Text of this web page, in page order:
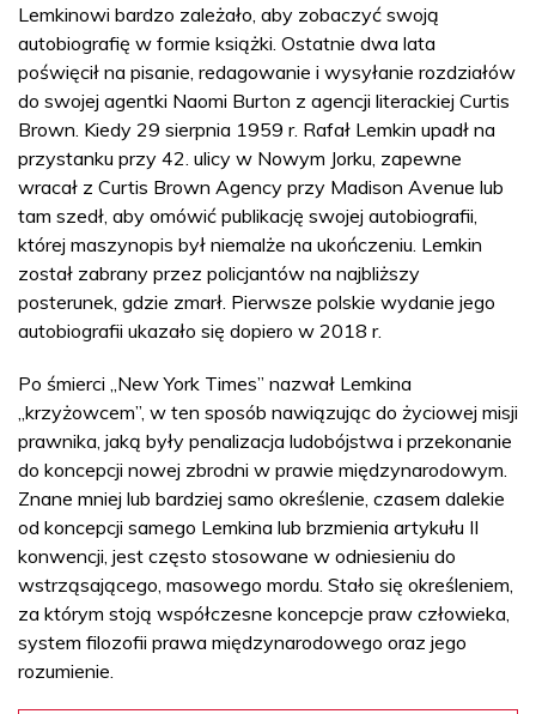
Lemkinowi bardzo zależało, aby zobaczyć swoją
autobiografię w formie książki. Ostatnie dwa lata
poświęcił na pisanie, redagowanie i wysyłanie rozdziałów
do swojej agentki Naomi Burton z agencji literackiej Curtis
Brown. Kiedy 29 sierpnia 1959 r. Rafał Lemkin upadł na
przystanku przy 42. ulicy w Nowym Jorku, zapewne
wracał z Curtis Brown Agency przy Madison Avenue lub
tam szedł, aby omówić publikację swojej autobiografii,
której maszynopis był niemalże na ukończeniu. Lemkin
został zabrany przez policjantów na najbliższy
posterunek, gdzie zmarł. Pierwsze polskie wydanie jego
autobiografii ukazało się dopiero w 2018 r.
Po śmierci „New York Times” nazwał Lemkina
„krzyżowcem”, w ten sposób nawiązując do życiowej misji
prawnika, jaką były penalizacja ludobójstwa i przekonanie
do koncepcji nowej zbrodni w prawie międzynarodowym.
Znane mniej lub bardziej samo określenie, czasem dalekie
od koncepcji samego Lemkina lub brzmienia artykułu II
konwencji, jest często stosowane w odniesieniu do
wstrząsającego, masowego mordu. Stało się określeniem,
za którym stoją współczesne koncepcje praw człowieka,
system filozofii prawa międzynarodowego oraz jego
rozumienie.